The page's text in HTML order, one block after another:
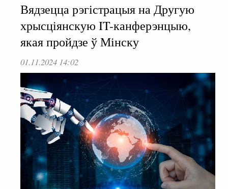
Вядзецца рэгістрацыя на Другую
хрысціянскую IT-канферэнцыю,
якая пройдзе ў Мінску
01.11.2024 14:02